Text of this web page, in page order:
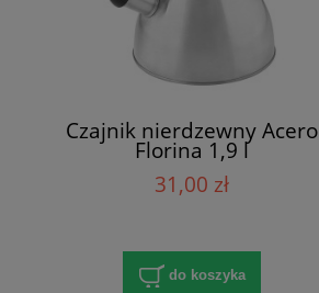
Czajnik nierdzewny Acero
Florina 1,9 l
31,00 zł
do koszyka